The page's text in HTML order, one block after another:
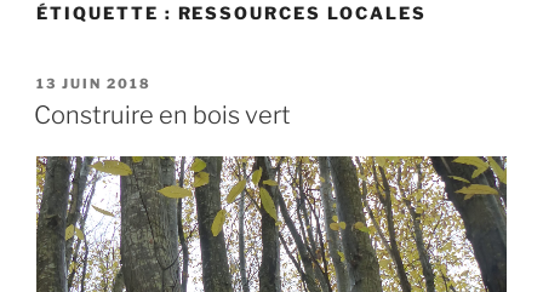
ÉTIQUETTE : RESSOURCES LOCALES
PUBLIÉ
LE
13 JUIN 2018
Construire en bois vert